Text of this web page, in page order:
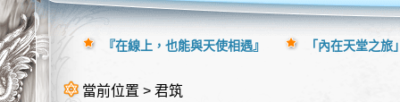
當前位置 > 君筑
『在線上，也能與天使相遇』 「內在天堂之